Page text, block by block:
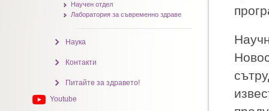
Научен отдел
Лаборатория за съвременно здраве
Наука
Контакти
Питайте за здравето!
Youtube